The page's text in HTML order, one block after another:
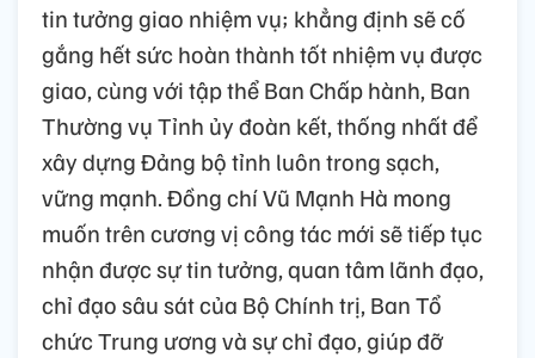
tin tưởng giao nhiệm vụ; khẳng định sẽ cố
gắng hết sức hoàn thành tốt nhiệm vụ được
giao, cùng với tập thể Ban Chấp hành, Ban
Thường vụ Tỉnh ủy đoàn kết, thống nhất để
xây dựng Đảng bộ tỉnh luôn trong sạch,
vững mạnh. Đồng chí Vũ Mạnh Hà mong
muốn trên cương vị công tác mới sẽ tiếp tục
nhận được sự tin tưởng, quan tâm lãnh đạo,
chỉ đạo sâu sát của Bộ Chính trị, Ban Tổ
chức Trung ương và sự chỉ đạo, giúp đỡ